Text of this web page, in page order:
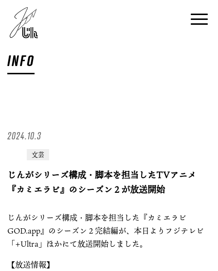
INFO
2024.10.3
文芸
じんがシリーズ構成・脚本を担当したTVアニメ
『カミエラビ』のシーズン２が放送開始
じんがシリーズ構成・脚本を担当した『カミエラビ
GOD.app』のシーズン２完結編が、本日よりフジテレビ
「+Ultra」ほかにて放送開始しました。
【放送情報】